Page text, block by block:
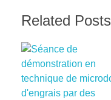
Related Posts